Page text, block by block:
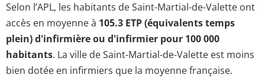
Selon l’APL, les habitants de Saint-Martial-de-Valette ont
accès en moyenne à 105.3 ETP (équivalents temps
plein) d'infirmière ou d'infirmier pour 100 000
habitants. La ville de Saint-Martial-de-Valette est moins
bien dotée en infirmiers que la moyenne française.